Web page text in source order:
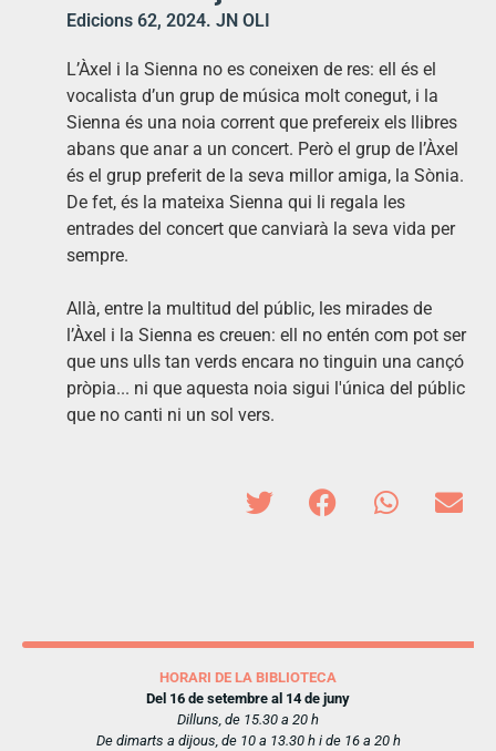
Edicions 62, 2024. JN OLI
L’Àxel i la Sienna no es coneixen de res: ell és el
vocalista d’un grup de música molt conegut, i la
Sienna és una noia corrent que prefereix els llibres
abans que anar a un concert. Però el grup de l’Àxel
és el grup preferit de la seva millor amiga, la Sònia.
De fet, és la mateixa Sienna qui li regala les
entrades del concert que canviarà la seva vida per
sempre.
Allà, entre la multitud del públic, les mirades de
l’Àxel i la Sienna es creuen: ell no entén com pot ser
que uns ulls tan verds encara no tinguin una cançó
pròpia... ni que aquesta noia sigui l'única del públic
que no canti ni un sol vers.
HORARI DE LA BIBLIOTECA
Del 16 de setembre al 14 de juny
Dilluns, de 15.30 a 20 h
De dimarts a dijous, de 10 a 13.30 h i de 16 a 20 h